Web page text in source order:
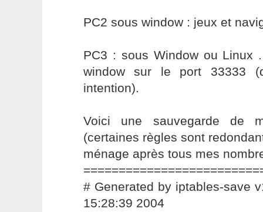
PC2 sous window : jeux et
PC3 : sous Window ou Linux
window sur le port 33333
intention).
Voici une sauvegarde de
(certaines règles sont
ménage après tous mes
# Generated by iptables-save
15:28:39 2004